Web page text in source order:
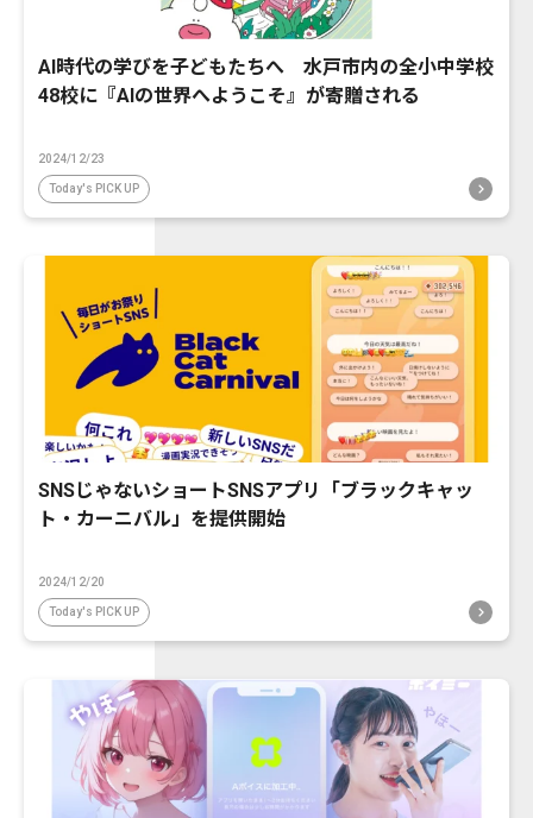
AI時代の学びを子どもたちへ 水戸市内の全小中学校
48校に『AIの世界へようこそ』が寄贈される
2024/12/23
Today's PICK UP
SNSじゃないショートSNSアプリ「ブラックキャッ
ト・カーニバル」を提供開始
2024/12/20
Today's PICK UP